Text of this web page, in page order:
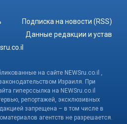
Подписка на новости (RSS)
Данные редакции и устав
на сайте NEWSru.co.il ,
Израиля. При
гиперссылка на NEWSru.co.il
репортажей, эксклюзивных
запрещена – в том числе в
агентств не разрешается.